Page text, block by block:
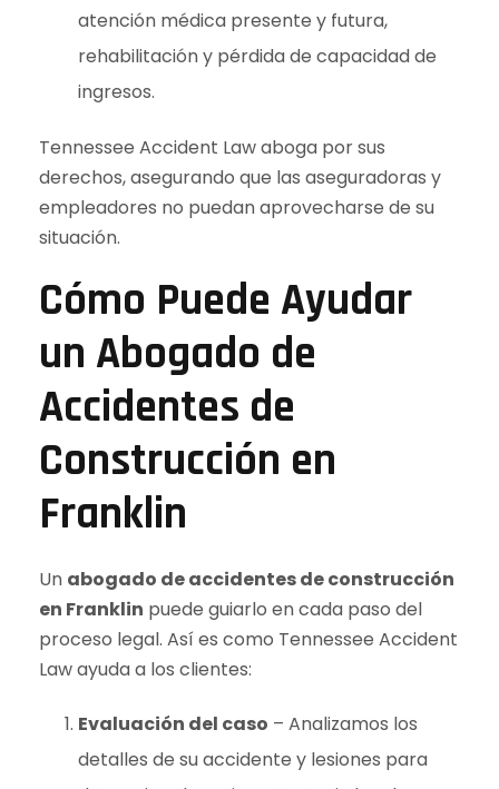
atención médica presente y futura,
rehabilitación y pérdida de capacidad de
ingresos.
Tennessee Accident Law aboga por sus
derechos, asegurando que las aseguradoras y
empleadores no puedan aprovecharse de su
situación.
Cómo Puede Ayudar
un Abogado de
Accidentes de
Construcción en
Franklin
Un abogado de accidentes de construcción
en Franklin puede guiarlo en cada paso del
proceso legal. Así es como Tennessee Accident
Law ayuda a los clientes:
Evaluación del caso – Analizamos los
detalles de su accidente y lesiones para